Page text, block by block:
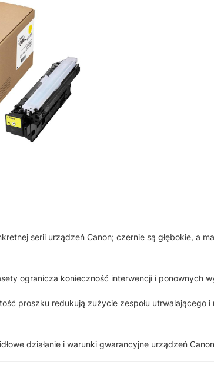
serii urządzeń Canon; czernie są głębokie, a
ogranicza konieczność interwencji i ponownych
proszku redukują zużycie zespołu utrwalającego i
działanie i warunki gwarancyjne urządzeń